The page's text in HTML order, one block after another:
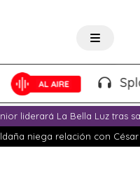
liderará La Bella Luz tras
niega relación con